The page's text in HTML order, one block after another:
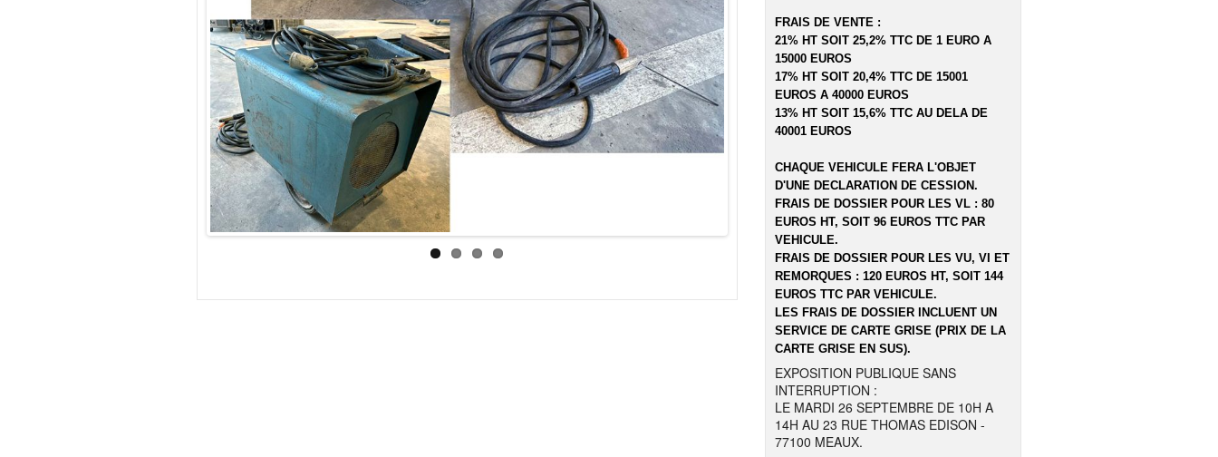
FRAIS DE VENTE :
21% HT SOIT 25,2% TTC DE 1 EURO A
15000 EUROS
17% HT SOIT 20,4% TTC DE 15001
EUROS A 40000 EUROS
13% HT SOIT 15,6% TTC AU DELA DE
40001 EUROS
CHAQUE VEHICULE FERA L'OBJET
D'UNE DECLARATION DE CESSION.
FRAIS DE DOSSIER POUR LES VL : 80
EUROS HT, SOIT 96 EUROS TTC PAR
VEHICULE.
FRAIS DE DOSSIER POUR LES VU, VI ET
REMORQUES : 120 EUROS HT, SOIT 144
EUROS TTC PAR VEHICULE.
LES FRAIS DE DOSSIER INCLUENT UN
SERVICE DE CARTE GRISE (PRIX DE LA
CARTE GRISE EN SUS).
EXPOSITION PUBLIQUE SANS
INTERRUPTION :
LE MARDI 26 SEPTEMBRE DE 10H A
14H AU 23 RUE THOMAS EDISON -
77100 MEAUX.